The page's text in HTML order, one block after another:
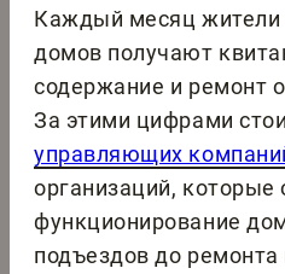
Каждый месяц жители
домов получают
содержание и ремонт
За этими цифрами
управляющих
организаций, которые
функционирование
подъездов до